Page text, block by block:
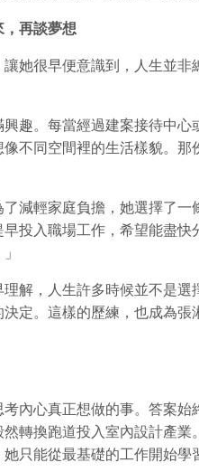
再談夢想
她很早便意識到，人生並非
趣。每當經過建案接待中心
不同空間裡的生活樣貌。那
減輕家庭負擔，她選擇了一
投入職場工作，希望能盡快
解，人生許多時候並不是選
定。這樣的歷練，也成為張
內心真正想做的事。答案始
轉換跑道投入室內設計產業
只能從最基礎的工作開始學